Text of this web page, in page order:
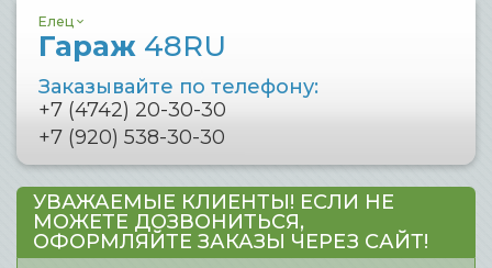
Елец
Гараж 48RU
Заказывайте по телефону:
+7 (4742) 20-30-30
+7 (920) 538-30-30
УВАЖАЕМЫЕ КЛИЕНТЫ! ЕСЛИ НЕ
МОЖЕТЕ ДОЗВОНИТЬСЯ,
ОФОРМЛЯЙТЕ ЗАКАЗЫ ЧЕРЕЗ САЙТ!